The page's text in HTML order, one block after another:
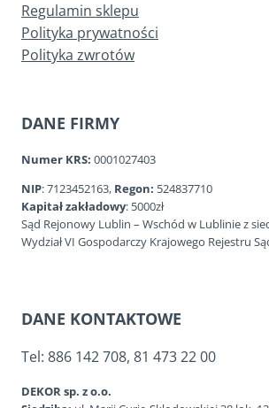
Regulamin sklepu
Polityka prywatności
Polityka zwrotów
DANE FIRMY
Numer KRS: 0001027403
NIP: 7123452163, Regon: 524837710
Kapitał zakładowy: 5000zł
Sąd Rejonowy Lublin – Wschód w Lublinie z
Wydział VI Gospodarczy Krajowego Rejestru
DANE KONTAKTOWE
Tel: 886 142 708, 81 473 22 00
DEKOR sp. z o.o.